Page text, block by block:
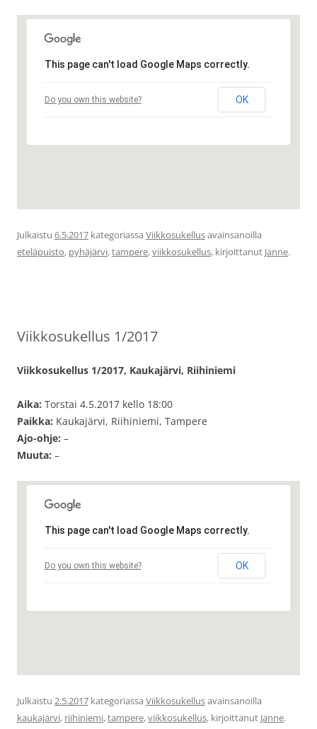
This page can't load Google Maps correctly.
Do you own this website? OK
Julkaistu 6.5.2017 kategoriassa Viikkosukellusavainsanoilla
eteläpuisto, pyhäjärvi,tampere,viikkosukellus, kirjoittanut Janne.
Viikkosukellus 1/2017
Viikkosukellus 1/2017, Kaukajärvi, Riihiniemi
Aika: Torstai 4.5.2017 kello 18:00
Paikka: Kaukajärvi, Riihiniemi, Tampere
Ajo-ohje: –
Muuta: –
This page can't load Google Maps correctly.
Do you own this website? OK
Julkaistu 2.5.2017 kategoriassa Viikkosukellusavainsanoilla
kaukajärvi, riihiniemi,tampere,viikkosukellus, kirjoittanut Janne.